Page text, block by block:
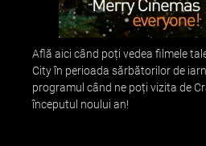
Află aici când poți vedea filmele
City în perioada sărbătorilor de
programul când ne poți vizita de
începutul noului an!